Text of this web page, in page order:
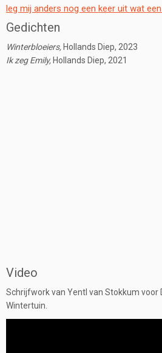
leg mij anders nog een keer uit wat
Gedichten
Winterbloeiers, Hollands Diep, 2023
Ik zeg Emily, Hollands Diep, 2021
Video
Schrijfwork van Yentl van Stokkum voor
Wintertuin.